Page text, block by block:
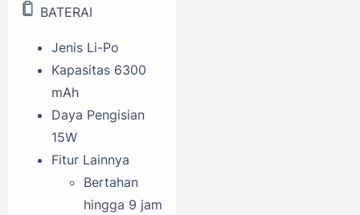
BATERAI
Jenis Li-Po
Kapasitas 6300
mAh
Daya Pengisian
15W
Fitur Lainnya
Bertahan
hingga 9 jam